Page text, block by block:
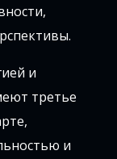
и
третье
и